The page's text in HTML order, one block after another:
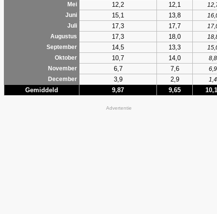
Mei
12,2 12,1
Juni
15,1 13,8
Juli
17,3 17,7
Augustus
17,3 18,0
September
14,5 13,3
Oktober
10,7 14,0
8,8
November
6,7 7,6
6,9
December
3,9 2,9 1,4
Gemiddeld 9,87 9,65
Advertentie